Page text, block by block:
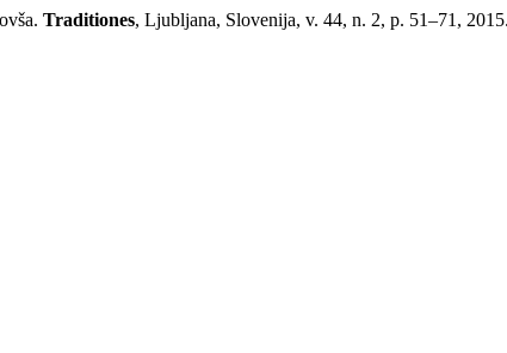
Traditiones, Ljubljana, Slovenija, v. 44, n. 2, p. 51–71,